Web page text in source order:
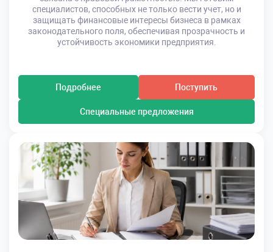
специалистов, способных не только вести учет, но и
защищать финансовые интересы бизнеса в рамках
законодательного поля, обеспечивая прозрачность и
устойчивость экономики предприятия.
Подробнее Поступить
Специальные предложения